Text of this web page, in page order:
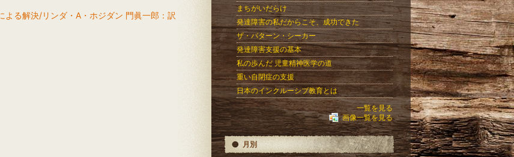
よる解決/リンダ・A・ホジダン 門眞一郎：訳
まちがいだらけ
発達障害の私だからこそ、成功できた
ザ・パターン・シーカー
発達障害支援の基本
私の歩んだ 児童精神医学の道
重い自閉症の支援
日本のインクルーシブ教育とは
一覧を見る
画像一覧を見る
月別